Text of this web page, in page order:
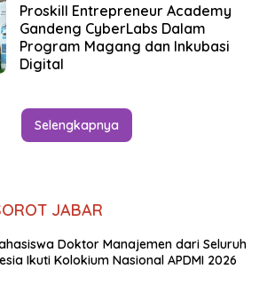
Proskill Entrepreneur Academy
Gandeng CyberLabs Dalam
Program Magang dan Inkubasi
Digital
Selengkapnya
JABAR
Doktor Manajemen dari Seluruh
Ikuti Kolokium Nasional APDMI 2026